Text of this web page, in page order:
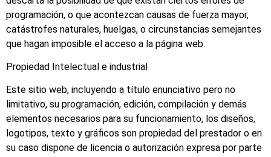
programación, o que acontezcan causas de fuerza mayor,
catástrofes naturales, huelgas, o circunstancias semejantes
que hagan imposible el acceso a la página web.
Propiedad Intelectual e industrial
Este sitio web, incluyendo a título enunciativo pero no
limitativo, su programación, edición, compilación y demás
elementos necesarios para su funcionamiento, los diseños,
logotipos, texto y gráficos son propiedad del prestador o en
su caso dispone de licencia o autorización expresa por parte